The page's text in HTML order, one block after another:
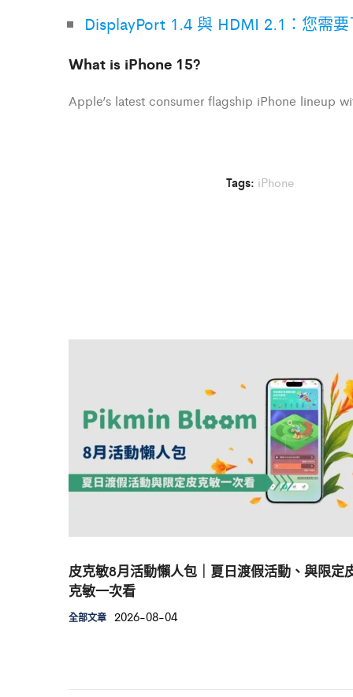
DisplayPort 1.4 與 HDMI 2.1：您需
What is iPhone 15?
Apple’s latest consumer flagship iPhone lineup
Tags: iPhone
皮克敏8月活動懶人包｜夏日渡假活動、與限定
克敏一次看
全部文章 2026-08-04